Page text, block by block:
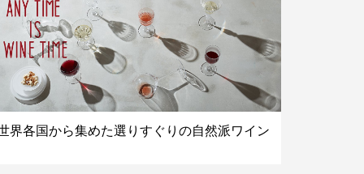
界各国から集めた選りすぐりの自然派ワイン